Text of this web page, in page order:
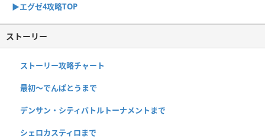
▶︎エグゼ4攻略TOP
ストーリー
ストーリー攻略チャート
最初～でんぱとうまで
デンサン・シティバトルトーナメントまで
シェロカスティロまで